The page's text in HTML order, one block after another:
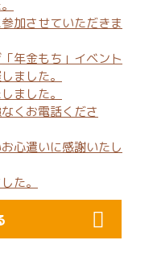
加させていただきま
年金もち」イベント
ました。
ました。
くお電話くださ
心遣いに感謝いたし
た。